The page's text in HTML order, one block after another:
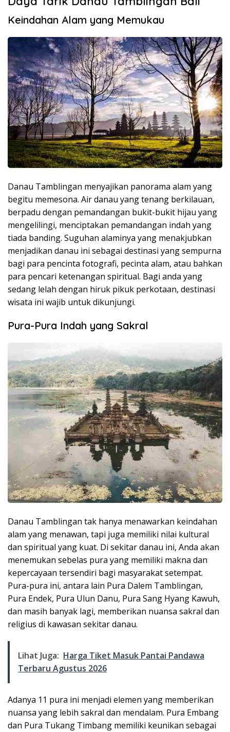
Keindahan Alam yang Memukau
Danau Tamblingan menyajikan panorama alam yang
begitu memesona. Air danau yang tenang berkilauan,
berpadu dengan pemandangan bukit-bukit hijau yang
mengelilingi, menciptakan pemandangan indah yang
tiada banding. Suguhan alaminya yang menakjubkan
menjadikan danau ini sebagai destinasi yang sempurna
bagi para pencinta fotografi, pecinta alam, atau bahkan
para pencari ketenangan spiritual. Bagi anda yang
sedang lelah dengan hiruk pikuk perkotaan, destinasi
wisata ini wajib untuk dikunjungi.
Pura-Pura Indah yang Sakral
Danau Tamblingan tak hanya menawarkan keindahan
alam yang menawan, tapi juga memiliki nilai kultural
dan spiritual yang kuat. Di sekitar danau ini, Anda akan
menemukan sebelas pura yang memiliki makna dan
kepercayaan tersendiri bagi masyarakat setempat.
Pura-pura ini, antara lain Pura Dalem Tamblingan,
Pura Endek, Pura Ulun Danu, Pura Sang Hyang Kawuh,
dan masih banyak lagi, memberikan nuansa sakral dan
religius di kawasan sekitar danau.
Lihat Juga: Harga Tiket Masuk Pantai Pandawa
Terbaru Agustus 2026
Adanya 11 pura ini menjadi elemen yang memberikan
nuansa yang lebih sakral dan mendalam. Pura Embang
dan Pura Tukang Timbang memiliki keunikan sebagai